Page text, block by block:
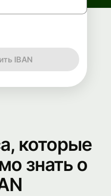
IBAN
которые
знать о